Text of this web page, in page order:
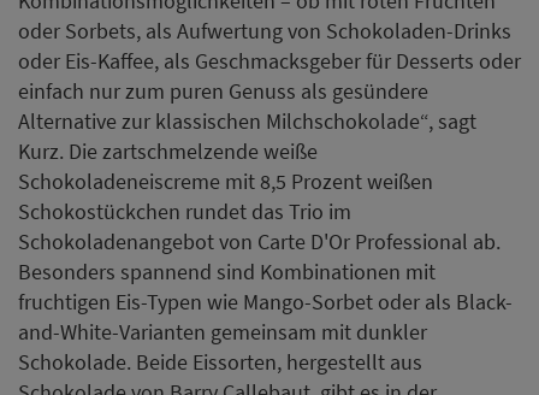
oder Sorbets, als Aufwertung von Schokoladen-Drinks
oder Eis-Kaffee, als Geschmacksgeber für Desserts oder
einfach nur zum puren Genuss als gesündere
Alternative zur klassischen Milchschokolade“, sagt
Kurz. Die zartschmelzende weiße
Schokoladeneiscreme mit 8,5 Prozent weißen
Schokostückchen rundet das Trio im
Schokoladenangebot von Carte D'Or Professional ab.
Besonders spannend sind Kombinationen mit
fruchtigen Eis-Typen wie Mango-Sorbet oder als Black-
and-White-Varianten gemeinsam mit dunkler
Schokolade. Beide Eissorten, hergestellt aus